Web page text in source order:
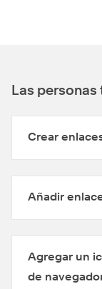
Las
Crear
Añadir
Agregar un
de